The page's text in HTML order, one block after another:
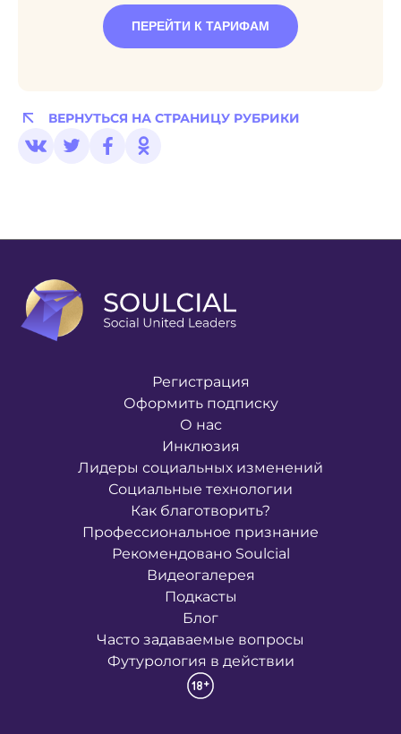
ПЕРЕЙТИ К ТАРИФАМ
ВЕРНУТЬСЯ НА СТРАНИЦУ РУБРИКИ
Регистрация
Оформить подписку
О нас
Инклюзия
Лидеры социальных изменений
Социальные технологии
Как благотворить?
Профессиональное признание
Рекомендовано Soulcial
Видеогалерея
Подкасты
Блог
Часто задаваемые вопросы
Футурология в действии